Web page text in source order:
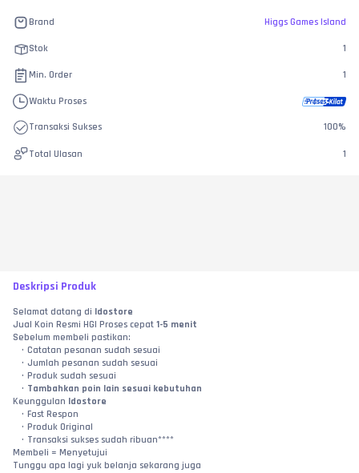
Brand Higgs Games Island
Stok 1
Min. Order 1
Waktu Proses
Transaksi Sukses 100%
Total Ulasan 1
Deskripsi Produk
Selamat datang di Idostore
Jual Koin Resmi HGI Proses cepat 1-5 menit
Sebelum membeli pastikan:
Catatan pesanan sudah sesuai
Jumlah pesanan sudah sesuai
Produk sudah sesuai
Tambahkan poin lain sesuai kebutuhan
Keunggulan Idostore
Fast Respon
Produk Original
Transaksi sukses sudah ribuan****
Membeli = Menyetujui
Tunggu apa lagi yuk belanja sekarang juga